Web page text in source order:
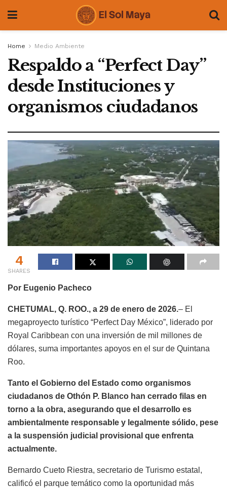
Home Medio Ambiente
Respaldo a “Perfect Day”
desde Instituciones y
organismos ciudadanos
4
SHARES
Por Eugenio Pacheco
CHETUMAL, Q. ROO., a 29 de enero de 2026.– El
megaproyecto turístico “Perfect Day México”, liderado por
Royal Caribbean con una inversión de mil millones de
dólares, suma importantes apoyos en el sur de Quintana
Roo.
Tanto el Gobierno del Estado como organismos
ciudadanos de Othón P. Blanco han cerrado filas en
torno a la obra, asegurando que el desarrollo es
ambientalmente responsable y legalmente sólido, pese
a la suspensión judicial provisional que enfrenta
actualmente.
Bernardo Cueto Riestra, secretario de Turismo estatal,
calificó el parque temático como la oportunidad más